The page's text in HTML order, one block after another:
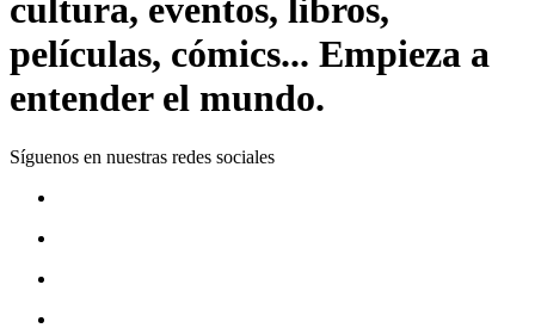
cultura, eventos, libros,
películas, cómics... Empieza a
entender el mundo.
Síguenos en nuestras redes sociales